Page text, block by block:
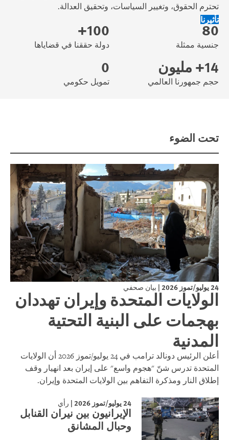
تحترم الحقوق، وتغيير السياسات، وتحقيق العدالة.
تأثيرنا
80
جنسية ممثلة
100+
دولة حققنا في قضاياها
14+ مليون
حجم جمهورنا العالمي
0
تمويل حكومي
تحت الضوء
24 يوليو/تموز 2026 | بيان صحفي
الولايات المتحدة وإيران تهددان
بهجمات على البنية التحتية
المدنية
أعلن الرئيس دونالد ترامب في 24 يوليو/تموز 2026 أن الولايات
المتحدة تدرس شنّ "هجوم واسع" على إيران بعد انهيار وقف
إطلاق النار ومذكرة التفاهم بين الولايات المتحدة وإيران.
24 يوليو/تموز 2026 | رأي
الإيرانيون بين نيران القنابل
وحبال المشانق